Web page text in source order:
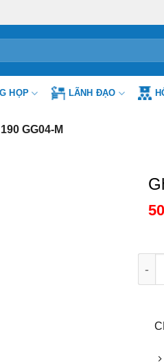
HỌP LÃNH ĐẠO
GG04-M